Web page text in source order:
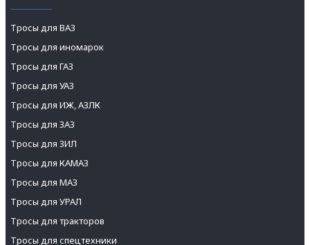
Тросы для ВАЗ
Тросы для иномарок
Тросы для ГАЗ
Тросы для УАЗ
Тросы для ИЖ, АЗЛК
Тросы для ЗАЗ
Тросы для ЗИЛ
Тросы для КАМАЗ
Тросы для МАЗ
Тросы для УРАЛ
Тросы для тракторов
Тросы для спецтехники